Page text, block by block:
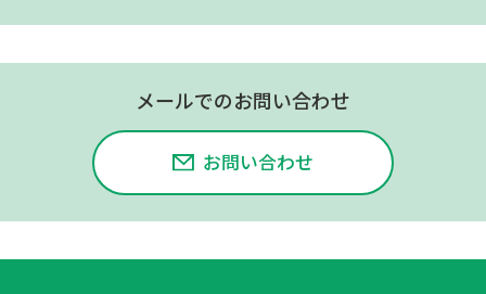
メールでのお問い合わせ
お問い合わせ